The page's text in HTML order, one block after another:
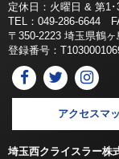
定休日：火曜日 & 第1･
TEL：049-286-6644
〒350-2223 埼玉県鶴
登録番号：
アクセスマ
埼玉西クライスラー